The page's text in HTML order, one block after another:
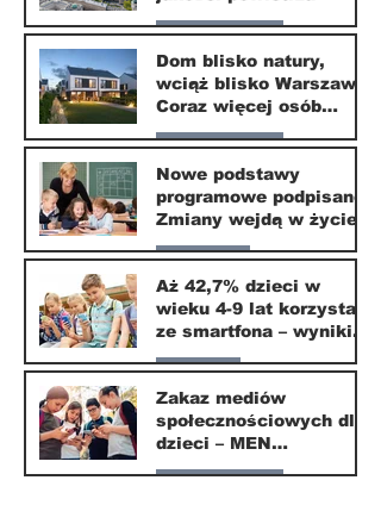
Nasze miasto
24 mar
Dom blisko natury,
wciąż blisko Warszawy.
Coraz więcej osób
wybiera ten kierunek
Nasze miasto
20 mar
Nowe podstawy
programowe podpisane.
Zmiany wejdą w życie
od września 2026
Edukacja
16 mar
Aż 42,7% dzieci w
wieku 4-9 lat korzysta
ze smartfona – wyniki
badania Krajowego
Instytutu Mediów
Parents
1 mar
Zakaz mediów
społecznościowych dla
dzieci – MEN
przedstawia projekt